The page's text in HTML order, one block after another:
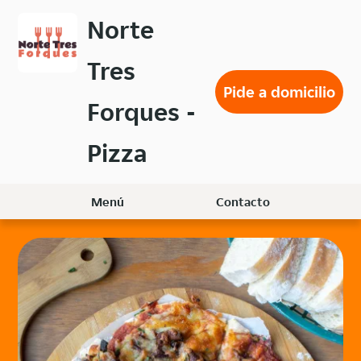
menú
Norte
Tres
Forques -
Pizza
Pide a domicilio
Menú Contacto